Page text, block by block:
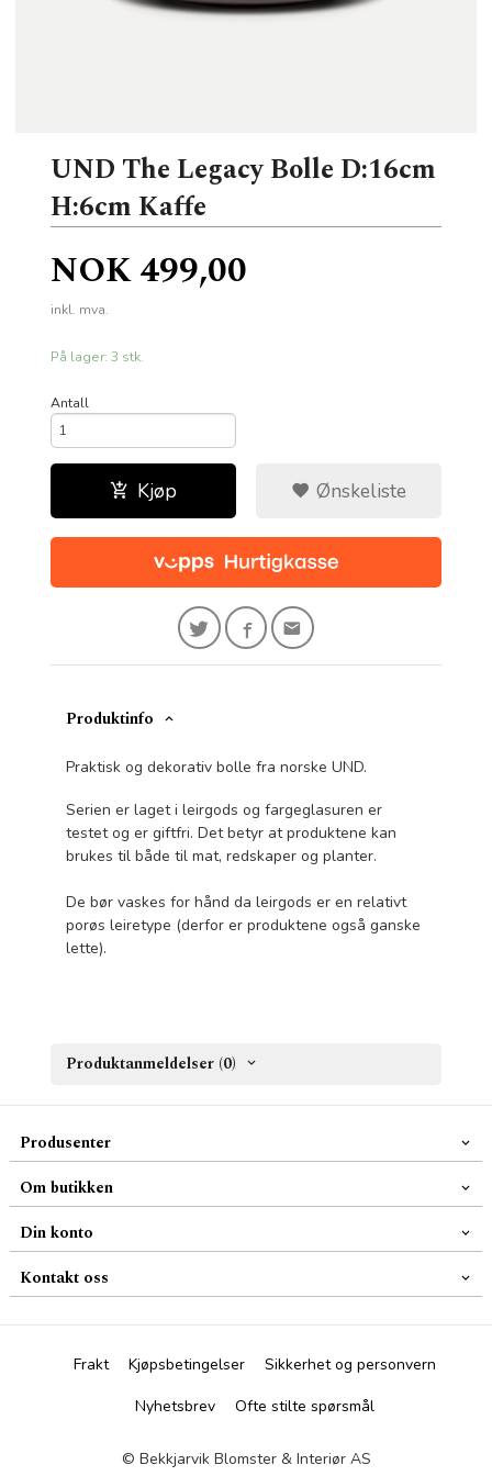
UND The Legacy Bolle D:16cm
H:6cm Kaffe
Pris
NOK499,00
inkl. mva.
På lager: 3 stk.
Antall
Kjøp Ønskeliste
Produktinfo
Praktisk og dekorativ bolle fra norske UND.
Serien er laget i leirgods og fargeglasuren er
testet og er giftfri. Det betyr at produktene kan
brukes til både til mat, redskaper og planter.
De bør vaskes for hånd da leirgods er en relativt
porøs leiretype (derfor er produktene også ganske
lette).
Produktanmeldelser (0)
Produsenter
Om butikken
Din konto
Kontakt oss
Frakt Kjøpsbetingelser
Sikkerhet og personvern
Nyhetsbrev
Ofte stilte spørsmål
© Bekkjarvik Blomster & Interiør AS